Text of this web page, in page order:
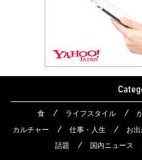
食 ライフスタイル
カルチャー
仕事・人生 お
話題
国内ニュース